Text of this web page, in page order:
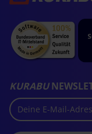
KURABU